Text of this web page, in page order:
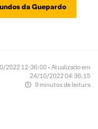
da Guepardo
2022 12:36:00 • Atualizado em
24/10/2022 04:36:15
9 minutos de leitura